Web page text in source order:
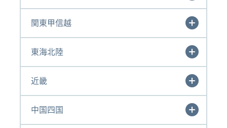
関東甲信越
東海北陸
近畿
中国四国